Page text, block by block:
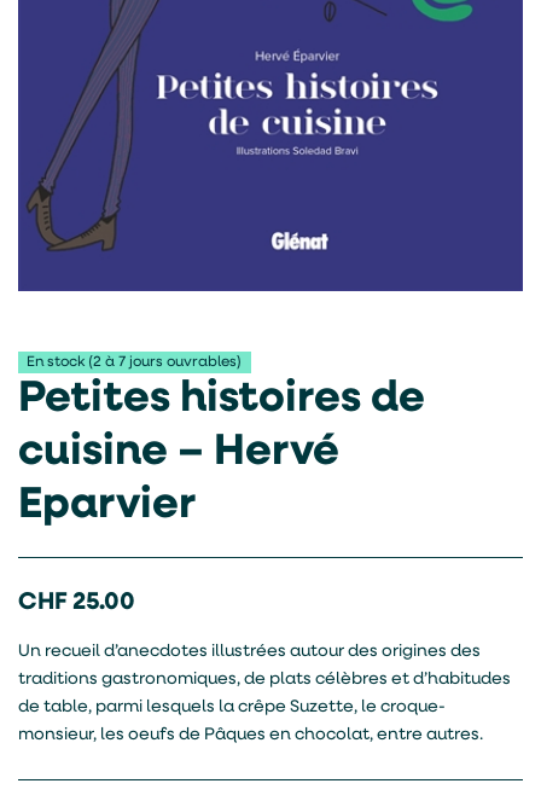
En stock (2 à 7 jours ouvrables)
Petites histoires de
cuisine – Hervé
Eparvier
CHF 25.00
Un recueil d’anecdotes illustrées autour des origines des
traditions gastronomiques, de plats célèbres et d’habitudes
de table, parmi lesquels la crêpe Suzette, le croque-
monsieur, les oeufs de Pâques en chocolat, entre autres.